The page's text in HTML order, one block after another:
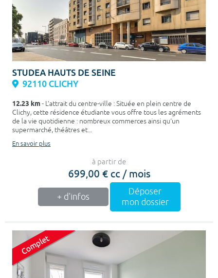
STUDEA HAUTS DE SEINE
92110 CLICHY
12.23 km- L'attrait du centre-ville : Située en plein centre de
Clichy, cette résidence étudiante vous offre tous les agréments
de la vie quotidienne : nombreux commerces ainsi qu'un
supermarché, théâtres et...
En savoir plus
à partir de
699,00 € cc / mois
+ d'infos
Déposer
mon dossier